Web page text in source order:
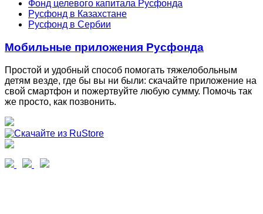
Фонд целевого капитала Русфонда
Русфонд в Казахстане
Русфонд в Сербии
Мобильные приложения Русфонда
Простой и удобный способ помогать тяжелобольным
детям везде, где бы вы ни были: скачайте приложение на
свой смартфон и пожертвуйте любую сумму. Помочь так
же просто, как позвонить.